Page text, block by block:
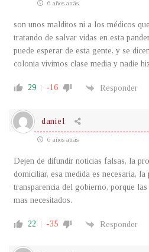
6 años atrás
son unos malditos ni a los médicos
tratando de salvar vidas en esta
puede esperar de esta gente, y se
colonia vivimos clase media y nadie
29 -16 Responder
daniel
6 años atrás
Dejen de difundir noticias falsas, la
domiciliar, esa medida es necesaria,
transparencia del gobierno, porque
mas necesitados.
22 -35 Responder